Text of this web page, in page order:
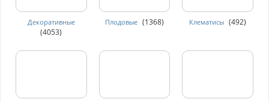
Декоративные
(4053)
Плодовые (1368) Клематисы (492)